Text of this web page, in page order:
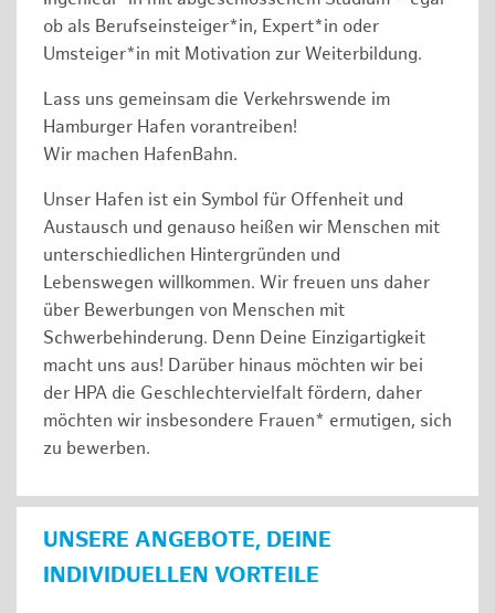
ob als Berufseinsteiger*in, Expert*in oder
Umsteiger*in mit Motivation zur Weiterbildung.
Lass uns gemeinsam die Verkehrswende im
Hamburger Hafen vorantreiben!
Wir machen HafenBahn.
Unser Hafen ist ein Symbol für Offenheit und
Austausch und genauso heißen wir Menschen mit
unterschiedlichen Hintergründen und
Lebenswegen willkommen. Wir freuen uns daher
über Bewerbungen von Menschen mit
Schwerbehinderung. Denn Deine Einzigartigkeit
macht uns aus! Darüber hinaus möchten wir bei
der HPA die Geschlechtervielfalt fördern, daher
möchten wir insbesondere Frauen* ermutigen, sich
zu bewerben.
UNSERE ANGEBOTE, DEINE
INDIVIDUELLEN VORTEILE